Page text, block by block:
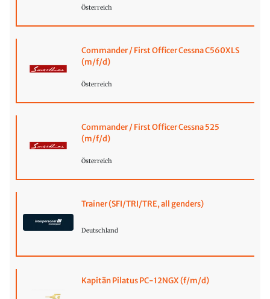
Österreich
Commander / First Officer Cessna C560XLS
(m/f/d)
Österreich
Commander / First Officer Cessna 525
(m/f/d)
Österreich
Trainer (SFI/TRI/TRE, all genders)
Deutschland
Kapitän Pilatus PC-12NGX (f/m/d)